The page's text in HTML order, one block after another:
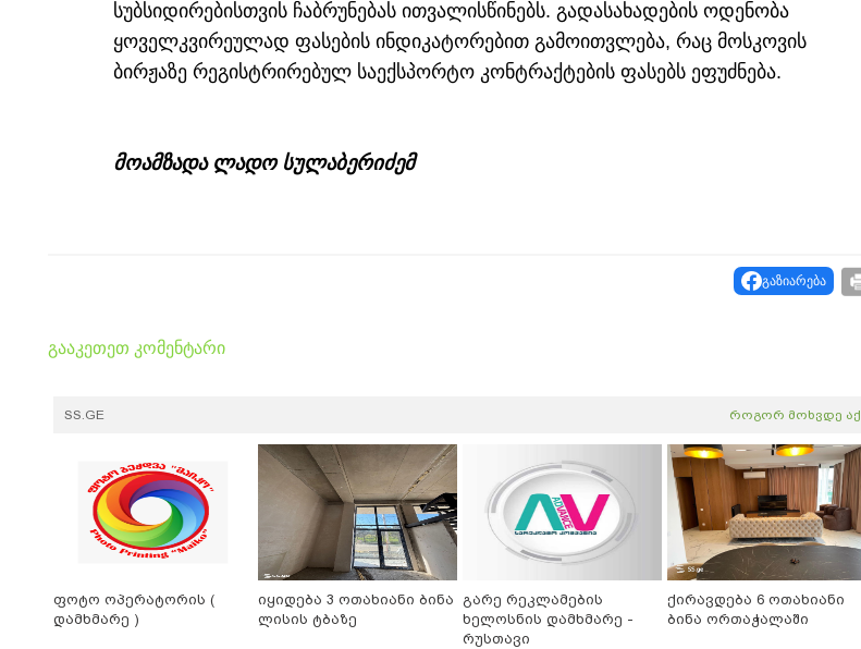
სუბსიდირებისთვის ჩაბრუნებას ითვალისწინებს. გადასახადების ოდენობა
ყოველკვირეულად ფასების ინდიკატორებით გამოითვლება, რაც მოსკოვის
ბირჟაზე რეგისტრირებულ საექსპორტო კონტრაქტების ფასებს ეფუძნება.
მოამზადა ლადო სულაბერიძემ
გაზიარება
გააკეთეთ კომენტარი
SS.GE როგორ მოხვდე აქ
ფოტო ოპერატორის (
დამხმარე )
იყიდება 3 ოთახიანი ბინა
ლისის ტბაზე
გარე რეკლამების
ხელოსნის დამხმარე -
რუსთავი
ქირავდება 6 ოთახიანი
ბინა ორთაჭალაში